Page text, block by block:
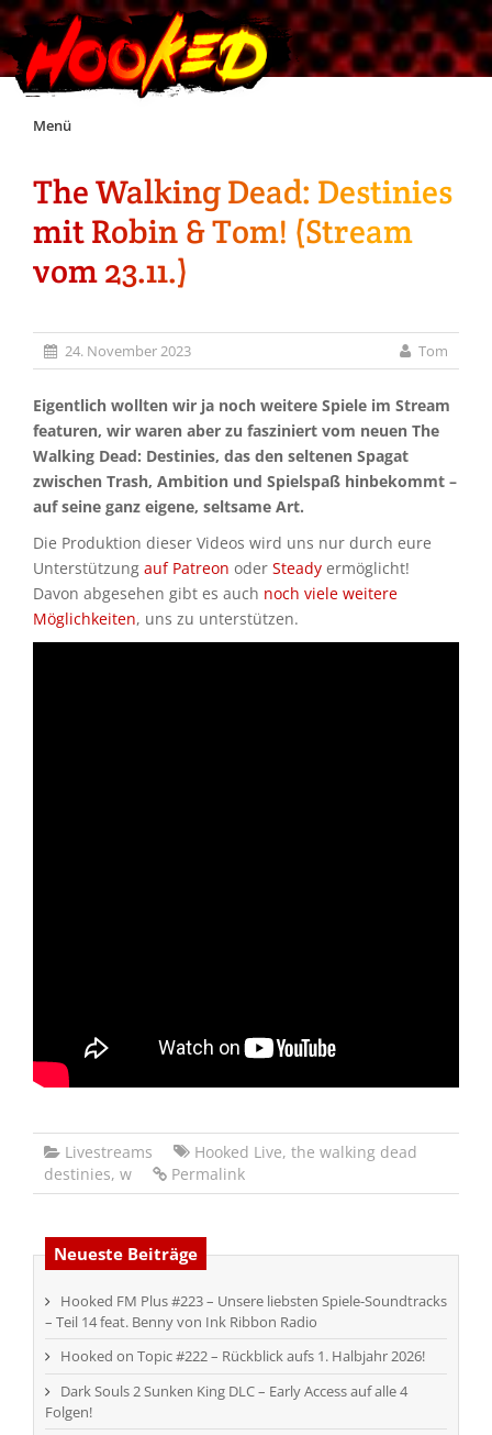
Skip
Menü
Unterstützt Hooked!
Exklusiv für Supporter*innen
The Walking Dead: Destinies
mit Robin & Tom! (Stream
vom 23.11.)
24. November 2023 Tom
Eigentlich wollten wir ja noch weitere Spiele im Stream
featuren, wir waren aber zu fasziniert vom neuen The
Walking Dead: Destinies, das den seltenen Spagat
zwischen Trash, Ambition und Spielspaß hinbekommt –
auf seine ganz eigene, seltsame Art.
Die Produktion dieser Videos wird uns nur durch eure
Unterstützung auf Patreon oder Steady ermöglicht!
Davon abgesehen gibt es auch noch viele weitere
Möglichkeiten, uns zu unterstützen.
Livestreams Hooked Live, the walking dead
destinies, w Permalink
Neueste Beiträge
Hooked FM Plus #223 – Unsere liebsten Spiele-Soundtracks
– Teil 14 feat. Benny von Ink Ribbon Radio
Hooked on Topic #222 – Rückblick aufs 1. Halbjahr 2026!
Dark Souls 2 Sunken King DLC – Early Access auf alle 4
Folgen!